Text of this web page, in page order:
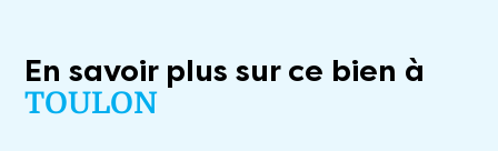
En savoir plus sur ce bien à
TOULON